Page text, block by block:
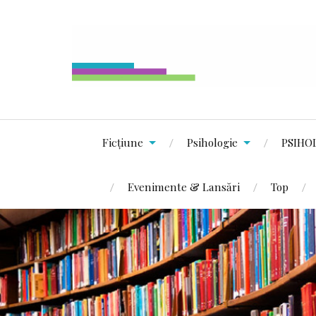
Ficțiune Psihologie
Evenimente & Lansări Top